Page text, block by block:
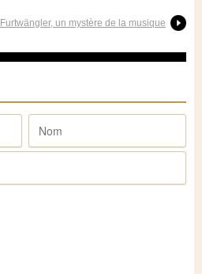
Furtwängler, un mystère de la musique